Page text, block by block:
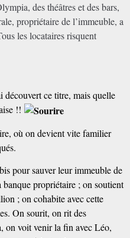
des théâtres et des bars,
propriétaire de l’immeuble, a
les locataires risquent
découvert ce titre, mais quelle
!!
où on devient vite familier
pour sauver leur immeuble de
propriétaire ; on soutient
; on cohabite avec cette
On sourit, on rit des
on voit venir la fin avec Léo,